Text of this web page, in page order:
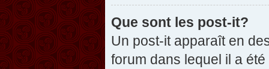
Que sont les post-it?
Un post-it apparaît en
forum dans lequel il a